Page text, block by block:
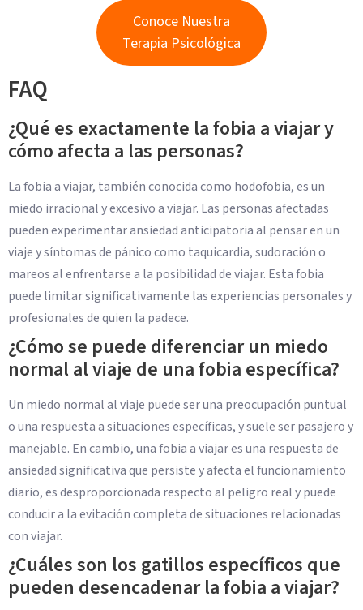
Conoce Nuestra
Terapia Psicológica
FAQ
¿Qué es exactamente la fobia a viajar y
cómo afecta a las personas?
La fobia a viajar, también conocida como hodofobia, es un
miedo irracional y excesivo a viajar. Las personas afectadas
pueden experimentar ansiedad anticipatoria al pensar en un
viaje y síntomas de pánico como taquicardia, sudoración o
mareos al enfrentarse a la posibilidad de viajar. Esta fobia
puede limitar significativamente las experiencias personales y
profesionales de quien la padece.
¿Cómo se puede diferenciar un miedo
normal al viaje de una fobia específica?
Un miedo normal al viaje puede ser una preocupación puntual
o una respuesta a situaciones específicas, y suele ser pasajero y
manejable. En cambio, una fobia a viajar es una respuesta de
ansiedad significativa que persiste y afecta el funcionamiento
diario, es desproporcionada respecto al peligro real y puede
conducir a la evitación completa de situaciones relacionadas
con viajar.
¿Cuáles son los gatillos específicos que
pueden desencadenar la fobia a viajar?